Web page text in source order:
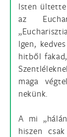
Isten
az
Igen,
hitből
maga
nekünk.
A mi
hiszen